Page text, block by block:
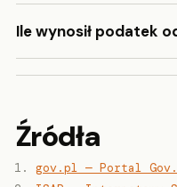
Ile wynosił podatek
Źródła
gov.pl — Portal